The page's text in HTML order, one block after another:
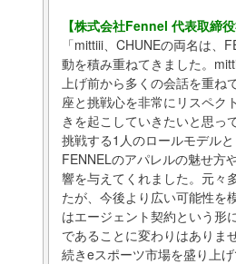
【株式会社Fennel 代表取締
「mittiii、CHUNEの両名は、
動を積み重ねてきました。
上げ前から多くの会話を重
座と挑戦心を非常にリスペク
きを起こしていきたいと思っ
挑戦する1人のロールモデル
FENNELのアパレルの魅せ方
響を与えてくれました。元々
たが、今後より広い可能性を
はエージェント契約という形
であることに変わりはありま
続きeスポーツ市場を盛り上